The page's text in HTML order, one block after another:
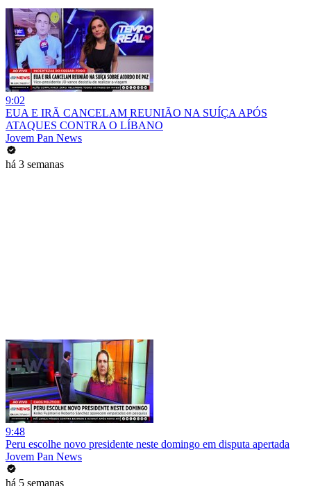
9:02
EUA E IRÃ CANCELAM REUNIÃO NA SUÍÇA APÓS
ATAQUES CONTRA O LÍBANO
Jovem Pan News
há 3 semanas
9:48
Peru escolhe novo presidente neste domingo em disputa apertada
Jovem Pan News
há 5 semanas